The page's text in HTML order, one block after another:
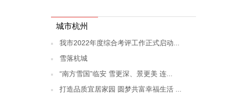
城市杭州
我市2022年度综合考评工作正式启动...
雪落杭城
“南方雪国”临安 雪更深、景更美 连...
打造品质宜居家园 圆梦共富幸福生活 ...